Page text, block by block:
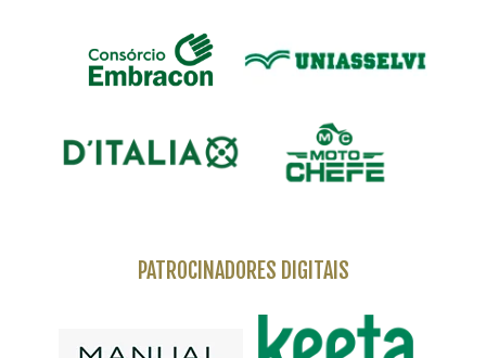
PATROCINADORES DIGITAIS